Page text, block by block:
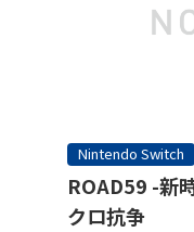
Nintendo Switch
ROAD59 -新
クロ抗争